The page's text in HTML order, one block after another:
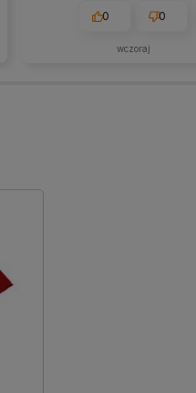
0 0
wczoraj